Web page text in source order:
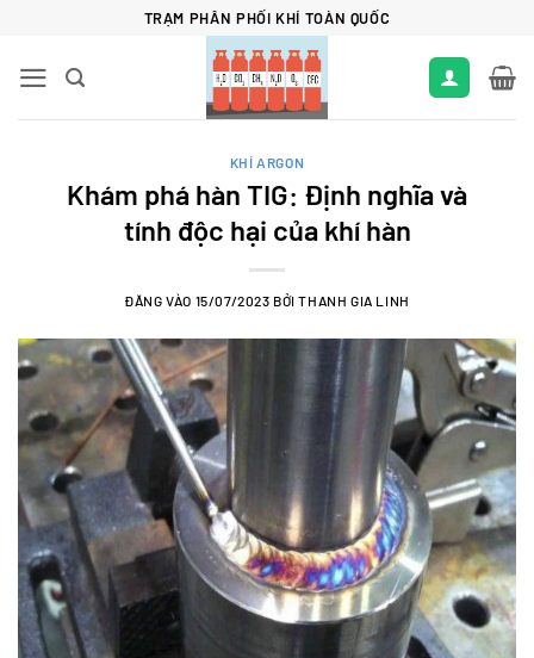
nội
TRẠM PHÂN PHỐI KHÍ TOÀN QUỐC
KHÍ ARGON
Khám phá hàn TIG: Định nghĩa và
tính độc hại của khí hàn
ĐĂNG VÀO 15/07/2023 BỞITHANH GIA LINH